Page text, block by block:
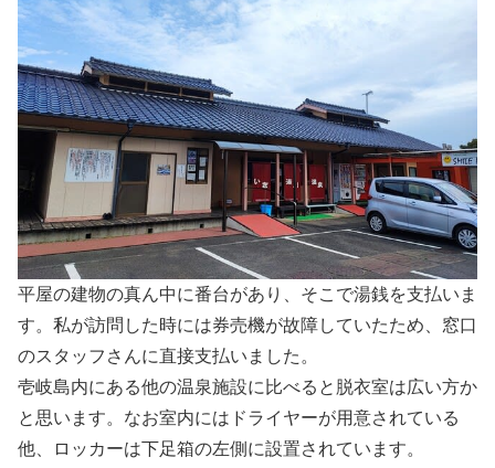
平屋の建物の真ん中に番台があり、そこで湯銭を支払いま
す。私が訪問した時には券売機が故障していたため、窓口
のスタッフさんに直接支払いました。
壱岐島内にある他の温泉施設に比べると脱衣室は広い方か
と思います。なお室内にはドライヤーが用意されている
他、ロッカーは下足箱の左側に設置されています。